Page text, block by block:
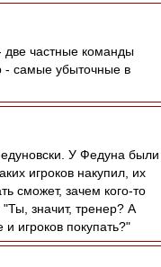
две частные команды
- самые убыточные в
У Федуна были
игроков накупил, их
сможет, зачем кого-то
"Ты, значит, тренер? А
игроков покупать?"